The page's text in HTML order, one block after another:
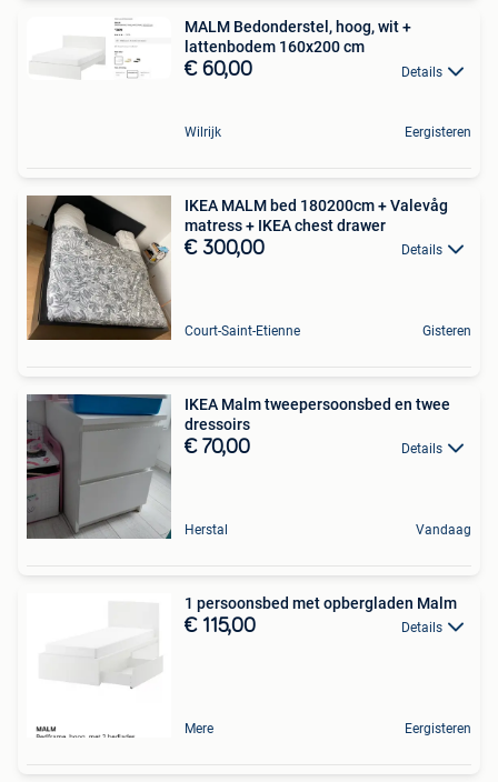
MALM Bedonderstel, hoog, wit +
lattenbodem 160x200 cm
€ 60,00 Details
Wilrijk Eergisteren
IKEA MALM bed 180200cm + Valevåg
matress + IKEA chest drawer
€ 300,00 Details
Court-Saint-Etienne Gisteren
IKEA Malm tweepersoonsbed en twee
dressoirs
€ 70,00 Details
Herstal Vandaag
1 persoonsbed met opbergladen Malm
€ 115,00 Details
Mere Eergisteren